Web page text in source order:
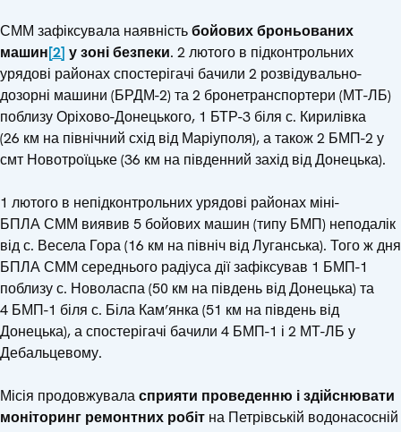
СММ зафіксувала наявністьбойових броньованих
машин[2] у зоні безпеки. 2 лютого в підконтрольних
урядові районах спостерігачі бачили 2 розвідувально-
дозорні машини (БРДМ-2) та 2 бронетранспортери (МТ-ЛБ)
поблизу Оріхово-Донецького, 1 БТР-3 біля с. Кирилівка
(26 км на північний схід від Маріуполя), а також 2 БМП-2 у
смт Новотроїцьке (36 км на південний захід від Донецька).
1 лютого в непідконтрольних урядові районах міні-
БПЛА СММ виявив 5 бойових машин (типу БМП) неподалік
від с. Весела Гора (16 км на північ від Луганська). Того ж дня
БПЛА СММ середнього радіуса дії зафіксував 1 БМП-1
поблизу с. Новоласпа (50 км на південь від Донецька) та
4 БМП-1 біля с. Біла Кам’янка (51 км на південь від
Донецька), а спостерігачі бачили 4 БМП-1 і 2 МТ-ЛБ у
Дебальцевому.
Місія продовжуваласприяти проведенню і здійснювати
моніторинг ремонтних робіт на Петрівській водонасосній